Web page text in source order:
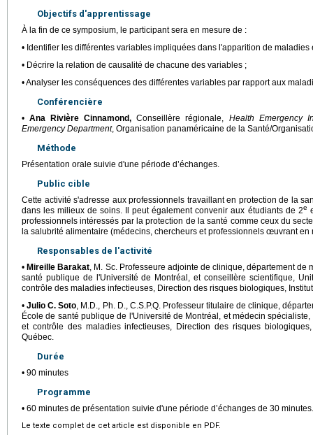
Objectifs d'apprentissage
À la fin de ce symposium, le participant sera en mesure de :
• Identifier les différentes variables impliquées dans l'apparition de
• Décrire la relation de causalité de chacune des variables ;
• Analyser les conséquences des différentes variables par rapport aux
Conférencière
•Ana Rivière Cinnamond, Conseillère régionale, Health Emergency
Emergency Department, Organisation panaméricaine de la Santé/
Méthode
Présentation orale suivie d'une période d’échanges.
Public cible
Cette activité s'adresse aux professionnels travaillant en protection de la
dans les milieux de soins. Il peut également convenir aux étudiants de 2e
professionnels intéressés par la protection de la santé comme ceux du
la salubrité alimentaire (médecins, chercheurs et professionnels œuvrant en
Responsables de l'activité
• Mireille Barakat, M. Sc. Professeure adjointe de clinique, département de
santé publique de l'Université de Montréal, et conseillère scientifique,
contrôle des maladies infectieuses, Direction des risques biologiques,
•Julio C. Soto, M.D., Ph. D., C.S.P.Q. Professeur titulaire de clinique,
École de santé publique de l'Université de Montréal, et médecin
et contrôle des maladies infectieuses, Direction des risques
Québec.
Durée
• 90 minutes
Programme
• 60 minutes de présentation suivie d'une période d’échanges de 30 minutes.
Le texte complet de cet article est disponible en PDF.